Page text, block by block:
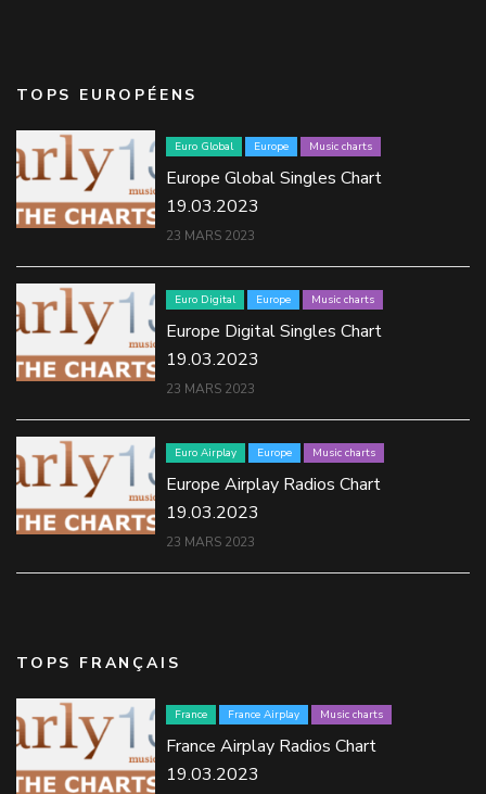
TOPS EUROPÉENS
Euro Global Europe Music charts
Europe Global Singles Chart
19.03.2023
23 MARS 2023
Euro Digital Europe Music charts
Europe Digital Singles Chart
19.03.2023
23 MARS 2023
Euro Airplay Europe Music charts
Europe Airplay Radios Chart
19.03.2023
23 MARS 2023
TOPS FRANÇAIS
France France Airplay Music charts
France Airplay Radios Chart
19.03.2023